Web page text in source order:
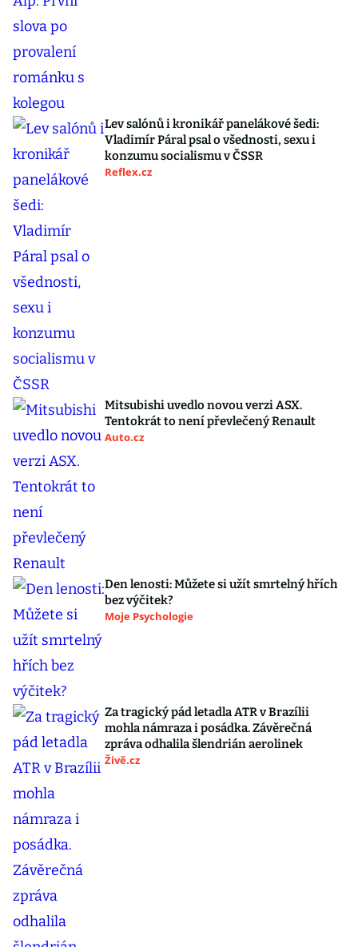
Lev salónů i kronikář panelákové šedi:
Vladimír Páral psal o všednosti, sexu i
konzumu socialismu v ČSSR
Reflex.cz
Mitsubishi uvedlo novou verzi ASX.
Tentokrát to není převlečený Renault
Auto.cz
Den lenosti: Můžete si užít smrtelný hřích
bez výčitek?
Moje Psychologie
Za tragický pád letadla ATR v Brazílii
mohla námraza i posádka. Závěrečná
zpráva odhalila šlendrián aerolinek
Živě.cz